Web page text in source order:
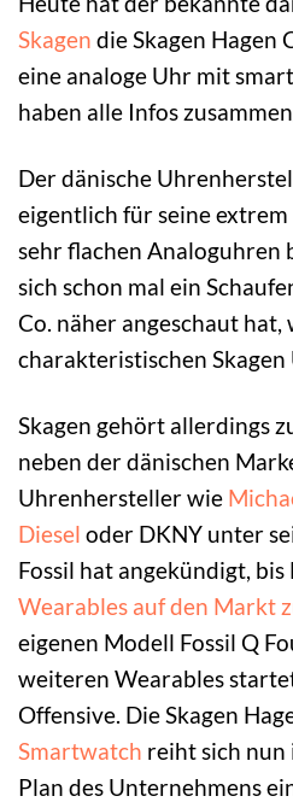
Skagen die Skagen Hagen
eine analoge Uhr mit
haben alle Infos
Der dänische
eigentlich für seine
sehr flachen Analoguhren
sich schon mal ein
Co. näher angeschaut hat,
charakteristischen
Skagen gehört allerdings
neben der dänischen
Uhrenhersteller wie
Diesel oder DKNY unter
Fossil hat angekündigt, bis
Wearables auf den Markt
eigenen Modell Fossil Q
weiteren Wearables
Offensive. Die Skagen
Smartwatch reiht sich nun
Plan des Unternehmens